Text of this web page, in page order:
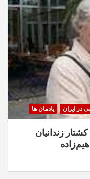
در ایران یادمان ها
زندانیان